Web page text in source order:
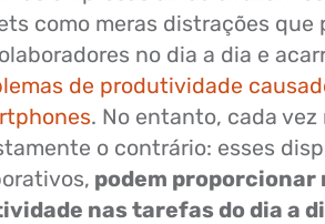
como meras distrações que
no dia a dia e
de produtividade
. No entanto, cada
o contrário: esses
podem proporcionar
nas tarefas do dia a